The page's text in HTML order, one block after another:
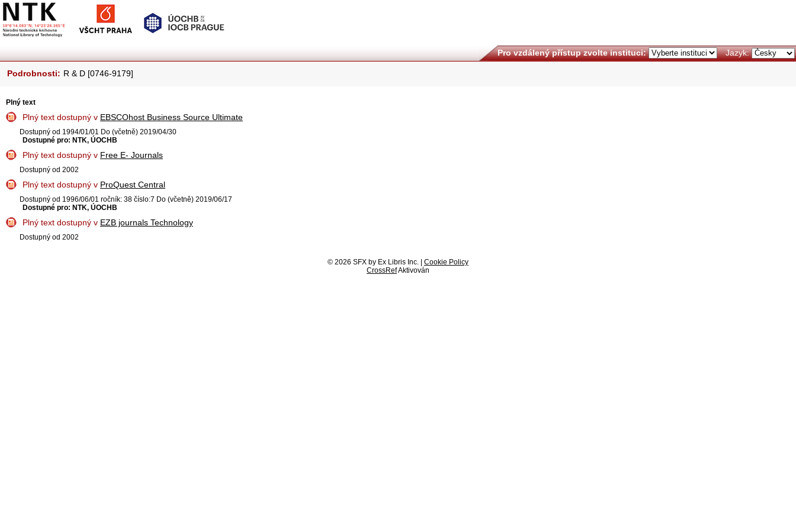
Pro vzdálený přístup zvolte instituci: Jazyk:
Podrobnosti: R & D [0746-9179]
Plný text
Plný text dostupný v EBSCOhost Business Source Ultimate
Dostupný od 1994/01/01 Do (včetně) 2019/04/30
Dostupné pro: NTK, ÚOCHB
Plný text dostupný v Free E- Journals
Dostupný od 2002
Plný text dostupný v ProQuest Central
Dostupný od 1996/06/01 ročník: 38 číslo:7 Do (včetně) 2019/06/17
Dostupné pro: NTK, ÚOCHB
Plný text dostupný v EZB journals Technology
Dostupný od 2002
© 2026 SFX by Ex Libris Inc. | Cookie Policy
CrossRefAktivován